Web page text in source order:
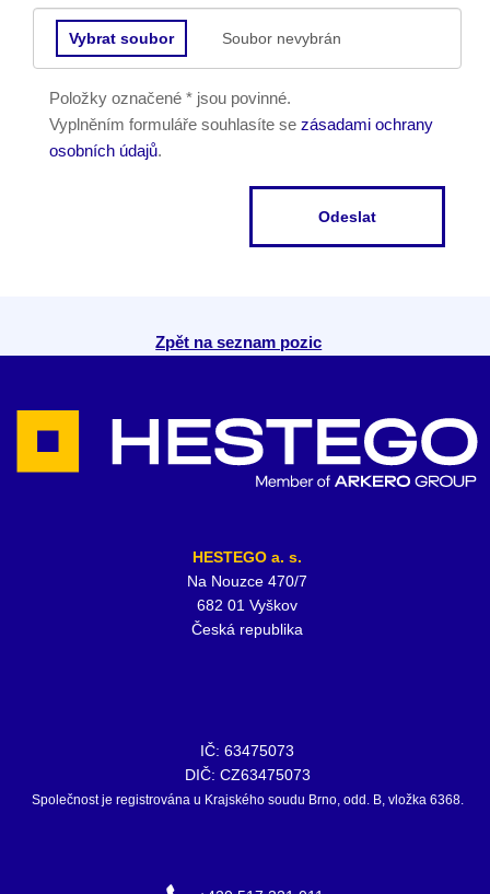
Vybrat soubor Soubor nevybrán
Položky označené * jsou povinné.
Vyplněním formuláře souhlasíte se zásadami ochrany
osobních údajů.
Odeslat
Zpět na seznam pozic
HESTEGO a. s.
Na Nouzce 470/7
682 01 Vyškov
Česká republika
IČ: 63475073
DIČ: CZ63475073
Společnost je registrována u Krajského soudu Brno, odd. B, vložka 6368.